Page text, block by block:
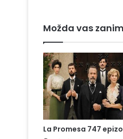
Možda vas
La Promesa 747